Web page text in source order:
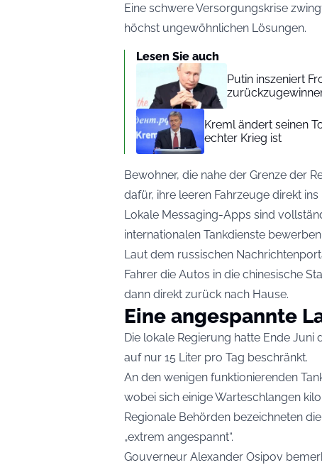
Eine schwere Versorgungskrise
höchst ungewöhnlichen Lösungen.
Lesen Sie auch
Putin inszeniert
Kreml ändert seinen
echter Krieg ist
Bewohner, die nahe der Grenze der
dafür, ihre leeren Fahrzeuge direkt
Lokale Messaging-Apps sind
internationalen Tankdienste bewerben.
Laut dem russischen
Fahrer die Autos in die chinesische
dann direkt zurück nach Hause.
Eine angespannte
Die lokale Regierung hatte Ende
auf nur 15 Liter pro Tag beschränkt.
An den wenigen funktionierenden
wobei sich einige Warteschlangen
Regionale Behörden bezeichneten
„extrem angespannt“.
Gouverneur Alexander Osipov